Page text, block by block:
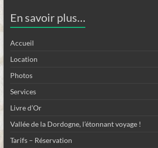
En savoir plus…
Accueil
Location
Photos
Services
Livre d’Or
Vallée de la Dordogne, l’étonnant voyage !
Tarifs – Réservation